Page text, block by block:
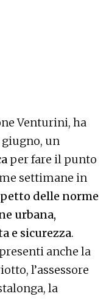
Venturini, ha
giugno, un
per fare il punto
settimane in
delle norme
urbana,
e sicurezza.
anche la
l’assessore
la